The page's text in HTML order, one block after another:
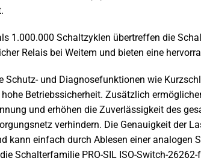
1.000.000 Schaltzyklen übertreffen die
Relais bei Weitem und bieten eine
Schutz- und Diagnosefunktionen wie
Betriebssicherheit. Zusätzlich
und erhöhen die Zuverlässigkeit des
verhindern. Die Genauigkeit der
kann einfach durch Ablesen einer analogen
Schalterfamilie PRO-SIL ISO-Switch-